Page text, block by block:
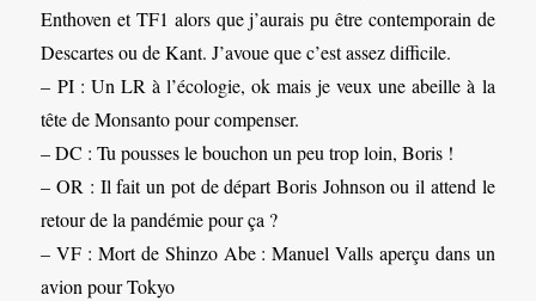
Enthoven et TF1 alors que j’aurais pu être contemporain de
Descartes ou de Kant. J’avoue que c’est assez difficile.
– PI : Un LR à l’écologie, ok mais je veux une abeille à la
tête de Monsanto pour compenser.
– DC : Tu pousses le bouchon un peu trop loin, Boris !
– OR : Il fait un pot de départ Boris Johnson ou il attend le
retour de la pandémie pour ça ?
– VF : Mort de Shinzo Abe : Manuel Valls aperçu dans un
avion pour Tokyo